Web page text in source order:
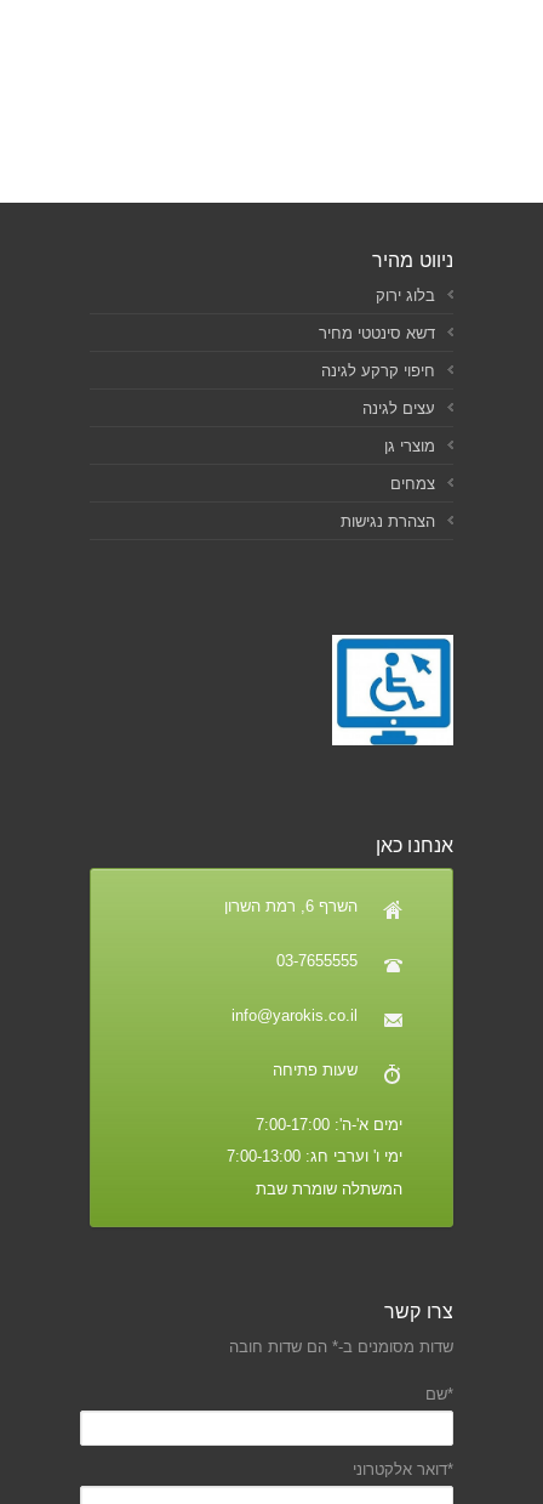
ניווט מהיר
בלוג ירוק
דשא סינטטי מחיר
חיפוי קרקע לגינה
עצים לגינה
מוצרי גן
צמחים
הצהרת נגישות
אנחנו כאן
השרף 6, רמת השרון
03-7655555
info@yarokis.co.il
שעות פתיחה
ימים א'-ה': 7:00-17:00
ימי ו' וערבי חג: 7:00-13:00
המשתלה שומרת שבת
צרו קשר
שדות מסומנים ב-* הם שדות חובה
*שם
*דואר אלקטרוני